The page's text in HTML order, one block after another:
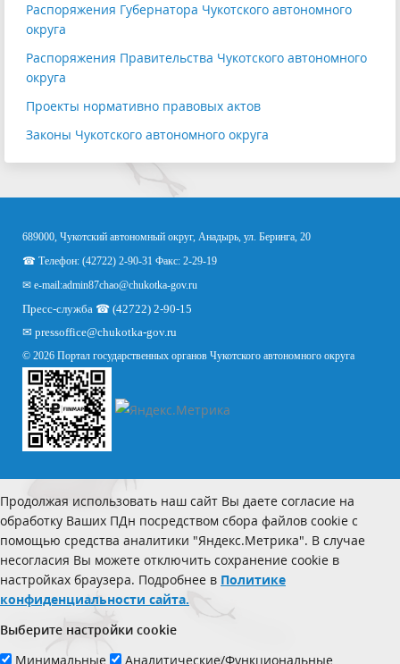
Распоряжения Губернатора Чукотского автономного
округа
Распоряжения Правительства Чукотского автономного
округа
Проекты нормативно правовых актов
Законы Чукотского автономного округа
689000, Чукотский автономный округ, Анадырь, ул. Беринга, 20
☎ Телефон: (42722) 2-90-31 Факс: 2-29-19
✉ e-mail:admin87chao@chukotka-gov.ru
Пресс-служба ☎ (42722) 2-90-15
✉ pressoffice@chukotka-gov.ru
© 2026 Портал государственных органов Чукотского автономного округа
Продолжая использовать наш сайт Вы даете согласие на
обработку Ваших ПДн посредством сбора файлов cookie с
помощью средства аналитики "Яндекс.Метрика". В случае
несогласия Вы можете отключить сохранение cookie в
настройках браузера. Подробнее в Политике
конфиденциальности сайта.
Выберите настройки cookie
Минимальные
Аналитические/Функциональные